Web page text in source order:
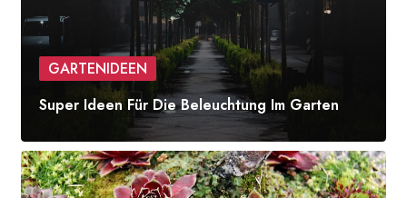
GARTENIDEEN
Super Ideen Für Die Beleuchtung Im Garten